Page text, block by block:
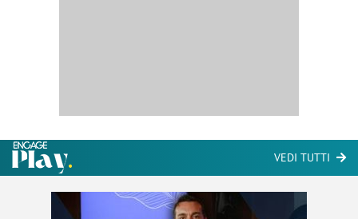
VEDI TUTTI